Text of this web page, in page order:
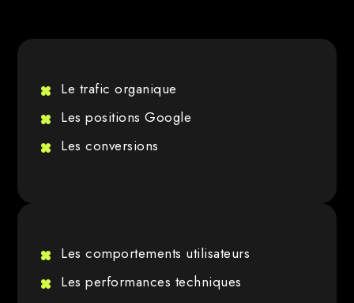
Le trafic organique
Les positions Google
Les conversions
Les comportements utilisateurs
Les performances techniques